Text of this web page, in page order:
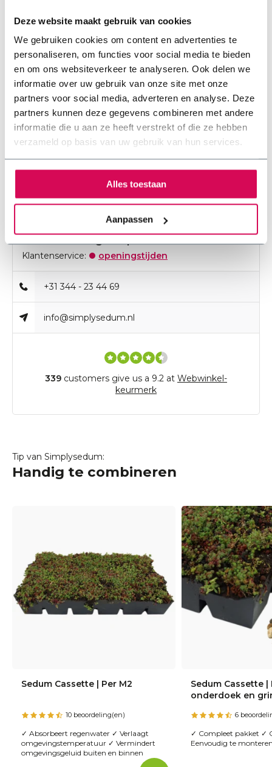
Deze website maakt gebruik van cookies
We gebruiken cookies om content en advertenties te
personaliseren, om functies voor social media te bieden
en om ons websiteverkeer te analyseren. Ook delen we
informatie over uw gebruik van onze site met onze
partners voor social media, adverteren en analyse. Deze
partners kunnen deze gegevens combineren met andere
informatie die u aan ze heeft verstrekt of die ze hebben
verzameld op basis van uw gebruik van hun services.
Alles toestaan
Aanpassen
De BAHCO beugelzaag is geschikt om de
sedumcassettes op maat te zagen. De traditionele
zaagbeugel is eenvoudig te gebruiken. Het blad is
verticaal in te spannen of onder 90° voor afvlakken. De
beugelzaag is compleet met het betrouwbare 300mm
Sandflex Bi-meetaal handmetaalzaagblad met 24 tanden
per inch, dat niet versplintert en uitstekende
zaagresultaten geeft.
Klantenservice: openingstijden
+31 344 - 23 44 69
info@simplysedum.nl
339 customers give us a 9.2 at Webwinkel-
keurmerk
Tip van Simplysedum:
Handig te combineren
Sedum Cassette | Per M2
10 beoordeling(en)
✓ Absorbeert regenwater ✓ Verlaagt
omgevingstemperatuur ✓ Vermindert
omgevingsgeluid buiten en binnen
Sedum Cassette |
onderdoek en
6
✓ Compleet pakket ✓
Eenvoudig te